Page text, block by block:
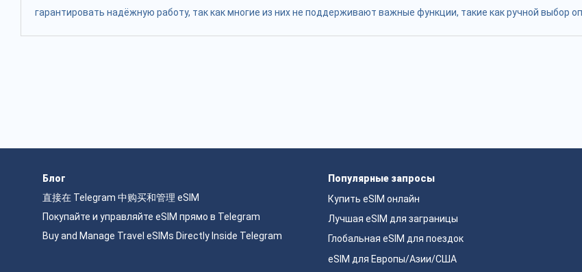
гарантировать надёжную работу, так как многие из них не поддерживают важные функции, такие как ручной выбор
Блог
直接在 Telegram 中购买和管理 eSIM
Покупайте и управляйте eSIM прямо в Telegram
Buy and Manage Travel eSIMs Directly Inside Telegram
Популярные запросы
Купить eSIM онлайн
Лучшая eSIM для заграницы
Глобальная eSIM для поездок
eSIM для Европы/Азии/США